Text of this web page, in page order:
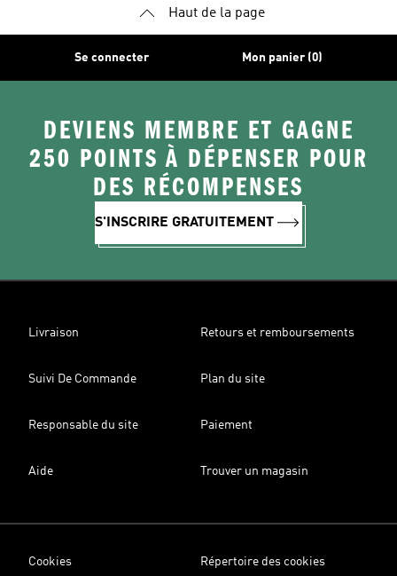
Haut de la page
Se connecter Mon panier (0)
DEVIENS MEMBRE ET GAGNE
250 POINTS À DÉPENSER POUR
DES RÉCOMPENSES
S'INSCRIRE GRATUITEMENT
Livraison Retours et remboursements
Suivi De Commande Plan du site
Responsable du site Paiement
Aide Trouver un magasin
Cookies Répertoire des cookies